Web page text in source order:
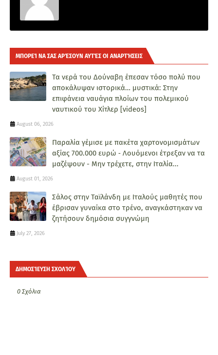
ΜΠΟΡΕΊ ΝΑ ΣΑΣ ΑΡΈΣΟΥΝ ΑΥΤΈΣ ΟΙ ΑΝΑΡΤΉΣΕΙΣ
Τα νερά του Δούναβη έπεσαν τόσο πολύ που
αποκάλυψαν ιστορικά… μυστικά: Στην
επιφάνεια ναυάγια πλοίων του πολεμικού
ναυτικού του Χίτλερ [videos]
August 06, 2026
Παραλία γέμισε με πακέτα χαρτονομισμάτων
αξίας 700.000 ευρώ ‑ Λουόμενοι έτρεξαν να τα
μαζέψουν - Μην τρέχετε, στην Ιταλία...
August 01, 2026
Σάλος στην Ταϊλάνδη με Ιταλούς μαθητές που
έβρισαν γυναίκα στο τρένο, αναγκάστηκαν να
ζητήσουν δημόσια συγγνώμη
July 27, 2026
ΔΗΜΟΣΊΕΥΣΗ ΣΧΟΛΊΟΥ
0 Σχόλια